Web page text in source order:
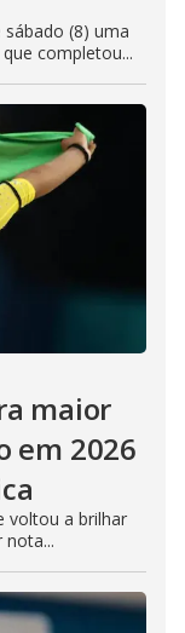
sábado (8) uma
completou...
maior
em 2026
voltou a brilhar